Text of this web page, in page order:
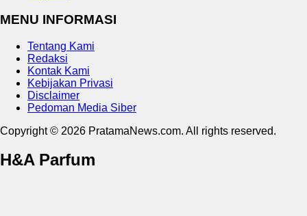
MENU INFORMASI
Tentang Kami
Redaksi
Kontak Kami
Kebijakan Privasi
Disclaimer
Pedoman Media Siber
Copyright © 2026 PratamaNews.com. All rights reserved.
H&A Parfum